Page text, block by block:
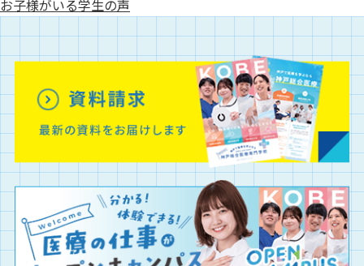
お子様がいる学生の声